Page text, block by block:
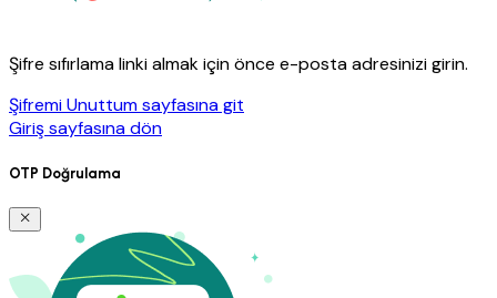
Şifre sıfırlama linki almak için önce e-posta adresinizi girin.
Şifremi Unuttum sayfasına git
Giriş sayfasına dön
OTP Doğrulama